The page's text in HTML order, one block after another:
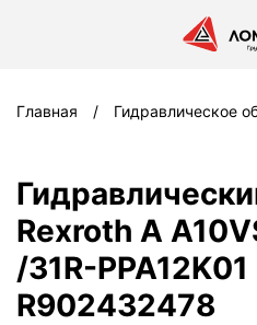
Главная Гидравлическое
Rexroth A
/31R-PPA12K01
R902432478